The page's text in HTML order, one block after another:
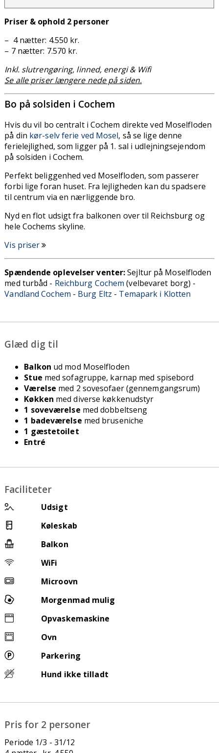
Priser & ophold 2 personer
– 4 nætter: 4.550 kr.
– 7 nætter: 7.570 kr.
Inkl. slutrengøring, linned, energi & Wifi
Se alle priser længere nede på siden.
Bo på solsiden i Cochem
Hvis du vil bo centralt i Cochem direkte ved Moselfloden
på din kør-selv ferie ved Mosel, så se lige denne
ferielejlighed, som ligger på 1. sal i udlejningsejendom
på solsiden i Cochem.
Perfekt beliggenhed ved Moselfloden, som passerer
forbi lige foran huset. Fra lejligheden kan du spadsere
til centrum via en nærliggende bro.
Nyd en flot udsigt fra balkonen over til Reichsburg og
hele Cochems skyline.
Vis priser
Spændende oplevelser venter:Sejltur på Moselfloden
med turbåd - Reichburg Cochem (velbevaret borg) -
Vandland Cochem - Burg Eltz - Temapark i Klotten
Glæd dig til
Balkon ud mod Moselfloden
Stue med sofagruppe, karnap med spisebord
Værelse med 2 sovesofaer (gennemgangsrum)
Køkken med diverse køkkenudstyr
1 soveværelse med dobbeltseng
1 badeværelse med bruseniche
1 gæstetoilet
Entré
Faciliteter
Udsigt
Køleskab
Balkon
WiFi
Microovn
Morgenmad mulig
Opvaskemaskine
Ovn
Parkering
Hund ikke tilladt
Pris for 2 personer
Periode 1/3 - 31/12